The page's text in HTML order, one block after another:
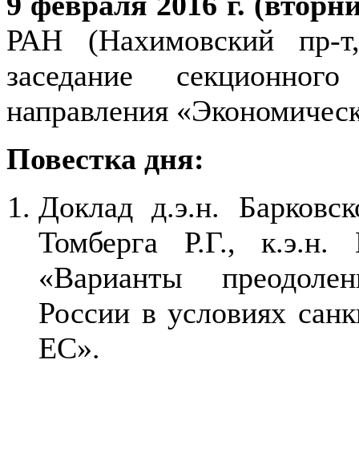
РАН (Нахимовский пр-
заседание
направления
Повестка дня:
Доклад д.э.н.
Томберга Р.Г.,
«Варианты
России в условиях
ЕС».